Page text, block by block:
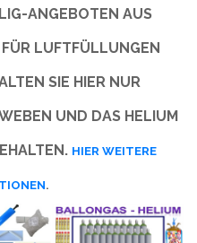
ANGEBOTEN AUS
LUFTFÜLLUNGEN
SIE HIER NUR
UND DAS HELIUM
HIER WEITERE
.